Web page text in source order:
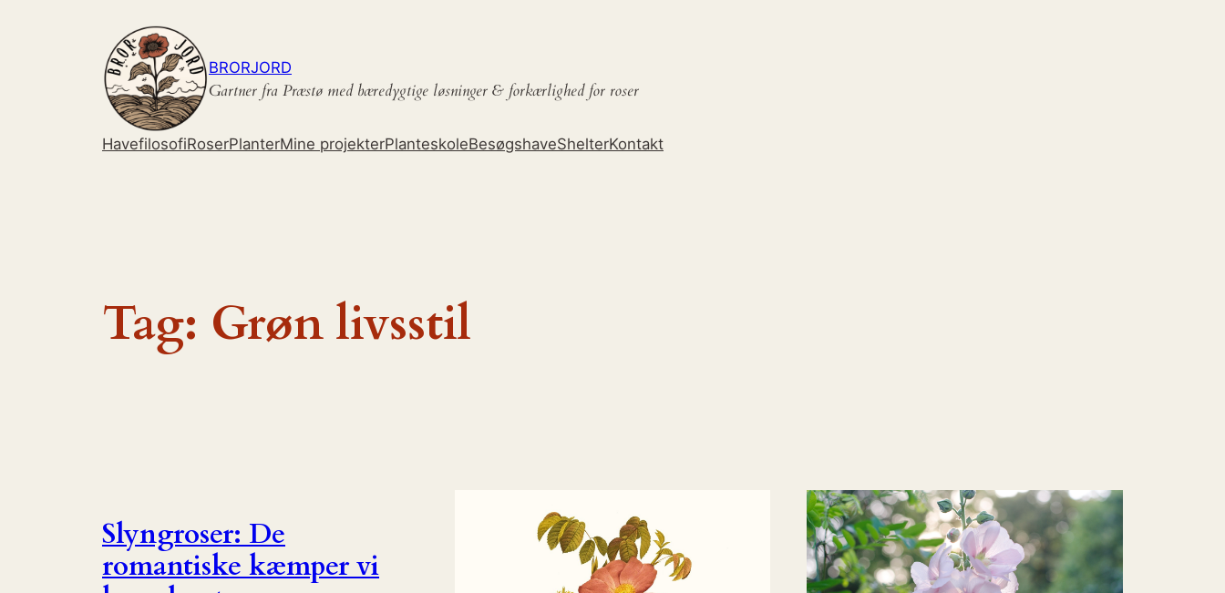
BRORJORD
Gartner fra Præstø med bæredygtige løsninger & forkærlighed for roser
HavefilosofiRoserPlanterMine projekterPlanteskoleBesøgshaveShelterKontakt
Tag: Grøn livsstil
Slyngroser: De
romantiske kæmper vi